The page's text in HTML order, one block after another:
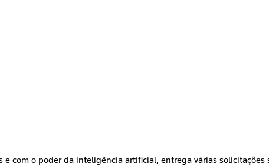
com o poder da inteligência artificial, entrega várias solicitações